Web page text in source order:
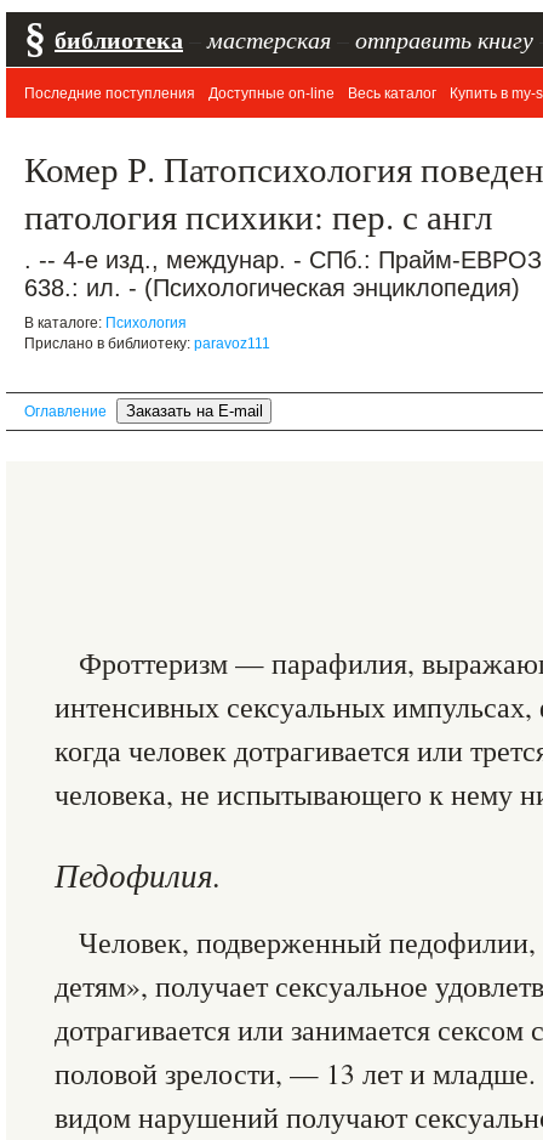
§ библиотека мастерская отправить книгу
Последние поступления Доступные on-line Весь каталог Купить в my-
Комер Р. Патопсихология
патология психики: пер. с англ
. -- 4-е изд., междунар. - СПб.: Прайм-
638.: ил. - (Психологическая энциклопедия)
В каталоге: Психология
Прислано в библиотеку: paravoz111
Оглавление
Фроттеризм — парафилия,
интенсивных сексуальных импульсах,
когда человек дотрагивается или
человека, не испытывающего к нему
Педофилия.
Человек, подверженный
детям», получает сексуальное
дотрагивается или занимается
половой зрелости, — 13 лет и
видом нарушений получают